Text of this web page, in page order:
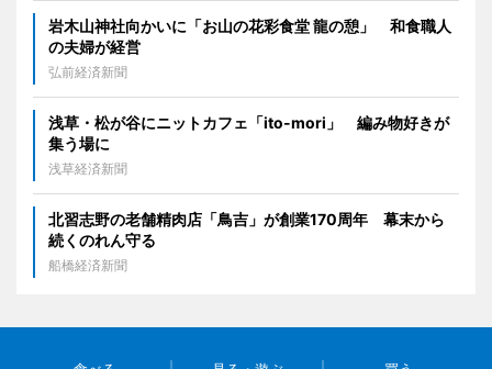
岩木山神社向かいに「お山の花彩食堂 龍の憩」 和食職人
の夫婦が経営
弘前経済新聞
浅草・松が谷にニットカフェ「ito-mori」 編み物好きが
集う場に
浅草経済新聞
北習志野の老舗精肉店「鳥吉」が創業170周年 幕末から
続くのれん守る
船橋経済新聞